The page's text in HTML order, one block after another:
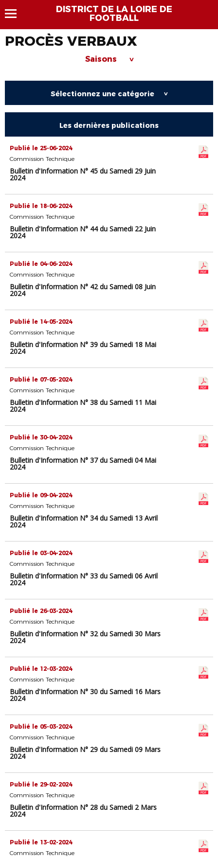
DISTRICT DE LA LOIRE DE
FOOTBALL
PROCÈS VERBAUX
Saisons >
Sélectionnez une catégorie >
Les dernières publications
Publié le 25-06-2024
Commission Technique
Bulletin d'Information N° 45 du Samedi 29 Juin
2024
Publié le 18-06-2024
Commission Technique
Bulletin d'Information N° 44 du Samedi 22 Juin
2024
Publié le 04-06-2024
Commission Technique
Bulletin d'Information N° 42 du Samedi 08 Juin
2024
Publié le 14-05-2024
Commission Technique
Bulletin d'Information N° 39 du Samedi 18 Mai
2024
Publié le 07-05-2024
Commission Technique
Bulletin d'Information N° 38 du Samedi 11 Mai
2024
Publié le 30-04-2024
Commission Technique
Bulletin d'Information N° 37 du Samedi 04 Mai
2024
Publié le 09-04-2024
Commission Technique
Bulletin d'Information N° 34 du Samedi 13 Avril
2024
Publié le 03-04-2024
Commission Technique
Bulletin d'Information N° 33 du Samedi 06 Avril
2024
Publié le 26-03-2024
Commission Technique
Bulletin d'Information N° 32 du Samedi 30 Mars
2024
Publié le 12-03-2024
Commission Technique
Bulletin d'Information N° 30 du Samedi 16 Mars
2024
Publié le 05-03-2024
Commission Technique
Bulletin d'Information N° 29 du Samedi 09 Mars
2024
Publié le 29-02-2024
Commission Technique
Bulletin d'Information N° 28 du Samedi 2 Mars
2024
Publié le 13-02-2024
Commission Technique